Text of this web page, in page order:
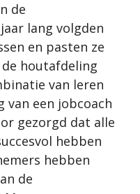
de
lang volgden
en pasten ze
houtafdeling
van leren
van een jobcoach
gezorgd dat alle
hebben
hebben
de